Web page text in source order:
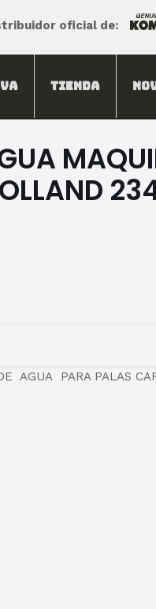
oficial de:
Tienda
AGUA PARA PALAS